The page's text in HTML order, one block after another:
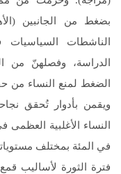
بضغط من الجانبين
الناشطات السياسيات
الدراسة، وفصلهنّ من
الضغط لمنع النساء من
ويقمن بأدوار تُحقق
في المئة بمختلف
فترة الثورة لأساليب